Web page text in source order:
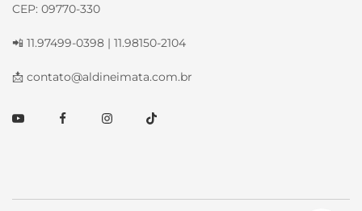
CEP: 09770-330
📲 11.97499-0398 | 11.98150-2104
📩 contato@aldineimata.com.br
YoutubeFacebookInstagramTikTok